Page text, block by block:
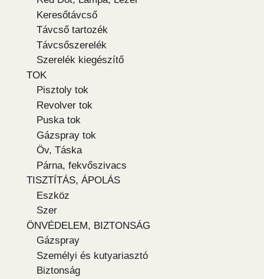
Keresőtávcső
Távcső tartozék
Távcsőszerelék
Szerelék kiegészítő
TOK
Pisztoly tok
Revolver tok
Puska tok
Gázspray tok
Öv, Táska
Párna, fekvőszivacs
TISZTÍTÁS, ÁPOLÁS
Eszköz
Szer
ÖNVÉDELEM, BIZTONSÁG
Gázspray
Személyi és kutyariasztó
Biztonság